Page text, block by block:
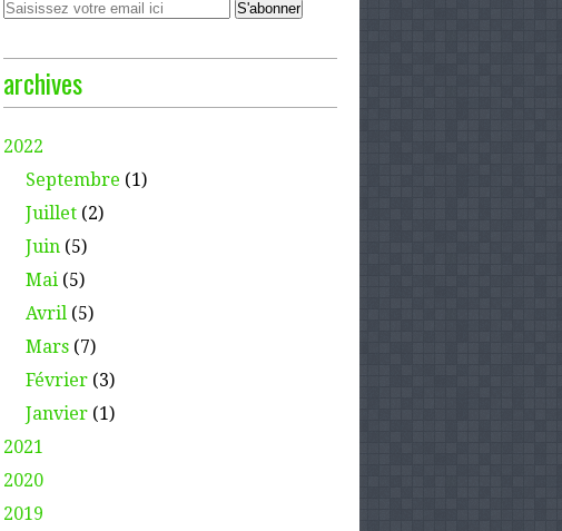
archives
2022
Septembre (1)
Juillet (2)
Juin (5)
Mai (5)
Avril (5)
Mars (7)
Février (3)
Janvier (1)
2021
2020
2019